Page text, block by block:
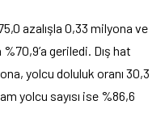
azalışla 0,33 milyona ve
geriledi. Dış hat
yolcu doluluk oranı 30,3
yolcu sayısı ise %86,6